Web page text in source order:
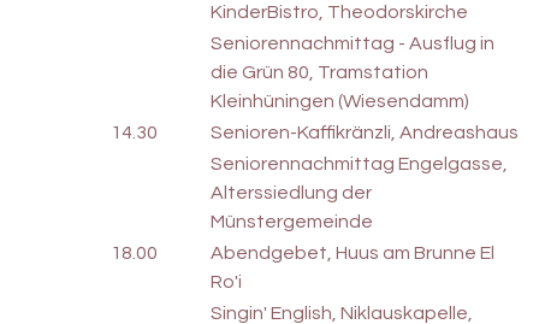
KinderBistro, Theodorskirche
Seniorennachmittag - Ausflug in
die Grün 80, Tramstation
Kleinhüningen (Wiesendamm)
14.30
Senioren-Kaffikränzli, Andreashaus
Seniorennachmittag Engelgasse,
Alterssiedlung der
Münstergemeinde
18.00
Abendgebet, Huus am Brunne El
Ro'i
Singin' English, Niklauskapelle,